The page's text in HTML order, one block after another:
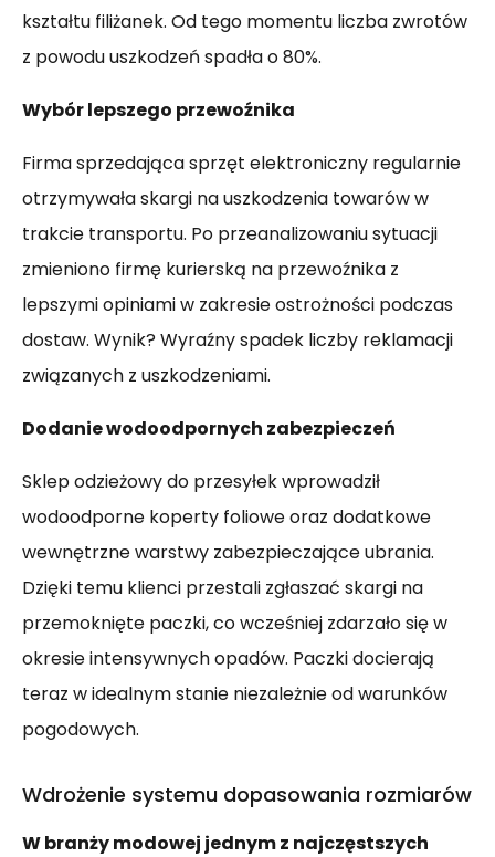
kształtu filiżanek. Od tego momentu liczba zwrotów
z powodu uszkodzeń spadła o 80%.
Wybór lepszego przewoźnika
Firma sprzedająca sprzęt elektroniczny regularnie
otrzymywała skargi na uszkodzenia towarów w
trakcie transportu. Po przeanalizowaniu sytuacji
zmieniono firmę kurierską na przewoźnika z
lepszymi opiniami w zakresie ostrożności podczas
dostaw. Wynik? Wyraźny spadek liczby reklamacji
związanych z uszkodzeniami.
Dodanie wodoodpornych zabezpieczeń
Sklep odzieżowy do przesyłek wprowadził
wodoodporne koperty foliowe oraz dodatkowe
wewnętrzne warstwy zabezpieczające ubrania.
Dzięki temu klienci przestali zgłaszać skargi na
przemoknięte paczki, co wcześniej zdarzało się w
okresie intensywnych opadów. Paczki docierają
teraz w idealnym stanie niezależnie od warunków
pogodowych.
Wdrożenie systemu dopasowania rozmiarów
W branży modowej jednym z najczęstszych